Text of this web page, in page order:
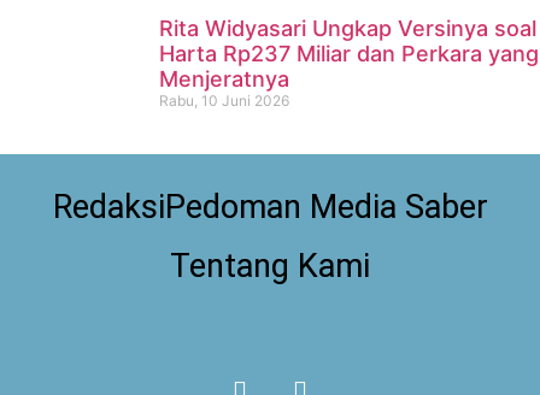
Rita Widyasari Ungkap Versinya soal
Harta Rp237 Miliar dan Perkara yang
Menjeratnya
Rabu, 10 Juni 2026
RedaksiPedoman Media Saber
Tentang Kami